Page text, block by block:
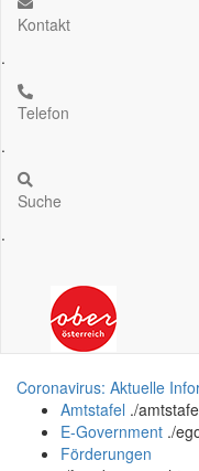
Kontakt
.
Telefon
.
Suche
.
Coronavirus: Aktuelle
Amtstafel ./
E-Government ./
Förderungen